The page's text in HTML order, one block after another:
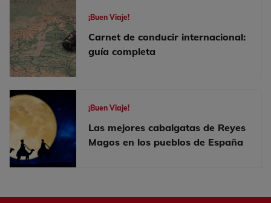
¡Buen Viaje!
Carnet de conducir internacional:
guía completa
¡Buen Viaje!
Las mejores cabalgatas de Reyes
Magos en los pueblos de España